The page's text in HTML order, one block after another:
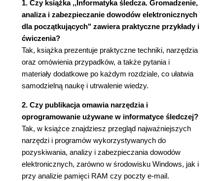
Podsumowanie
Pytania
Materiały dodatkowe
Rozdział 3. Pozyskiwanie dowodów
Eksploracja dowodów
Środowiska do prowadzenia badań
kryminalistycznych
Walidacja narzędzi
Tworzenie sterylnych nośników
Zrozumieć blokowanie zapisu
Tworzenie obrazów kryminalistycznych
Format DD
Plik dowodowy EnCase
Dyski SSD
Narzędzia do obrazowania
1. Czy książka ,,Informatyka śledcza. Gromadzenie,
analiza i zabezpieczanie dowodów elektronicznych
dla początkujących" zawiera praktyczne przykłady i
ćwiczenia?
Tak, książka prezentuje praktyczne techniki, narzędzia
oraz omówienia przypadków, a także pytania i
materiały dodatkowe po każdym rozdziale, co ułatwia
samodzielną naukę i utrwalenie wiedzy.
2. Czy publikacja omawia narzędzia i
oprogramowanie używane w informatyce śledczej?
Tak, w książce znajdziesz przegląd najważniejszych
narzędzi i programów wykorzystywanych do
pozyskiwania, analizy i zabezpieczania dowodów
elektronicznych, zarówno w środowisku Windows, jak i
przy analizie pamięci RAM czy poczty e-mail.